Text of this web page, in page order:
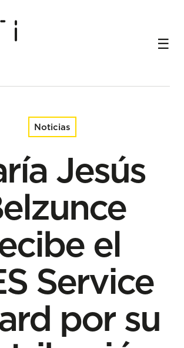
recibe el ICES Service Award por su
ciencia marina internacional
Noticias
Jesús
el
Service
por su